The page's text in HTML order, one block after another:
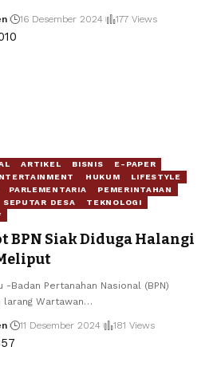
16 Desember 2024 177 Views
ARTIKEL BISNIS
E-PAPER
HUKUM
LIFESTYLE
PARLEMENTARIA
PEMERINTAHAN
SEPUTAR DESA
TEKNOLOGI
BPN Siak Diduga Halangi
-Badan Pertanahan Nasional (BPN)
larang Wartawan…
11 Desember 2024 181 Views